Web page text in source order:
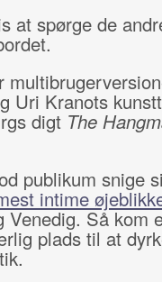
at spørge de
Uri Kranots
digt The
publikum snige
intime
Venedig. Så kom
plads til at